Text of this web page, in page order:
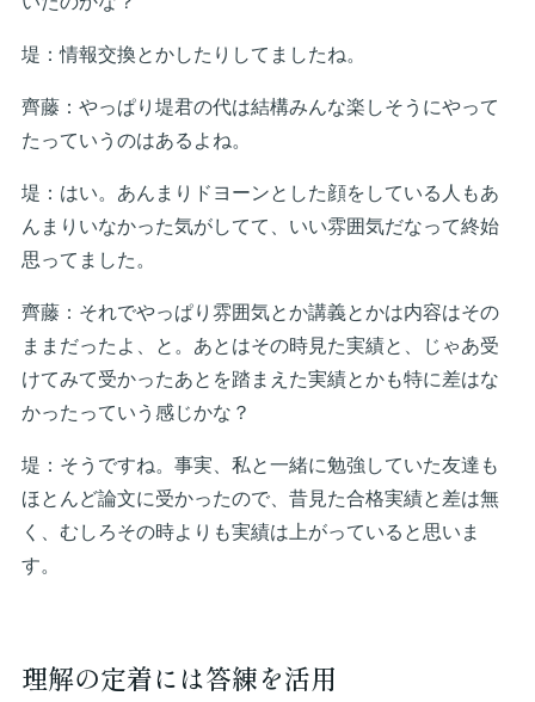
堤：情報交換とかしたりしてましたね。
齊藤：やっぱり堤君の代は結構みんな楽しそうにやって
たっていうのはあるよね。
堤：はい。あんまりドヨーンとした顔をしている人もあ
んまりいなかった気がしてて、いい雰囲気だなって終始
思ってました。
齊藤：それでやっぱり雰囲気とか講義とかは内容はその
ままだったよ、と。あとはその時見た実績と、じゃあ受
けてみて受かったあとを踏まえた実績とかも特に差はな
かったっていう感じかな？
堤：そうですね。事実、私と一緒に勉強していた友達も
ほとんど論文に受かったので、昔見た合格実績と差は無
く、むしろその時よりも実績は上がっていると思いま
す。
理解の定着には答練を活用